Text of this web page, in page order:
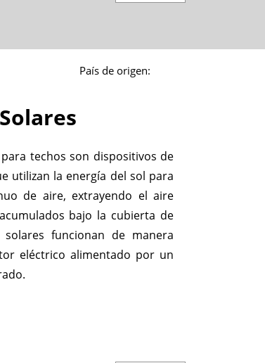
País de origen:
techos son dispositivos de
utilizan la energía del sol para
de aire, extrayendo el aire
bajo la cubierta de
funcionan de manera
eléctrico alimentado por un